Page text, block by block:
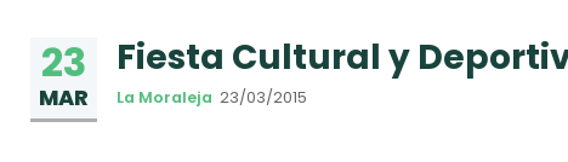
23
MAR
Fiesta Cultural y
La Moraleja 23/03/2015